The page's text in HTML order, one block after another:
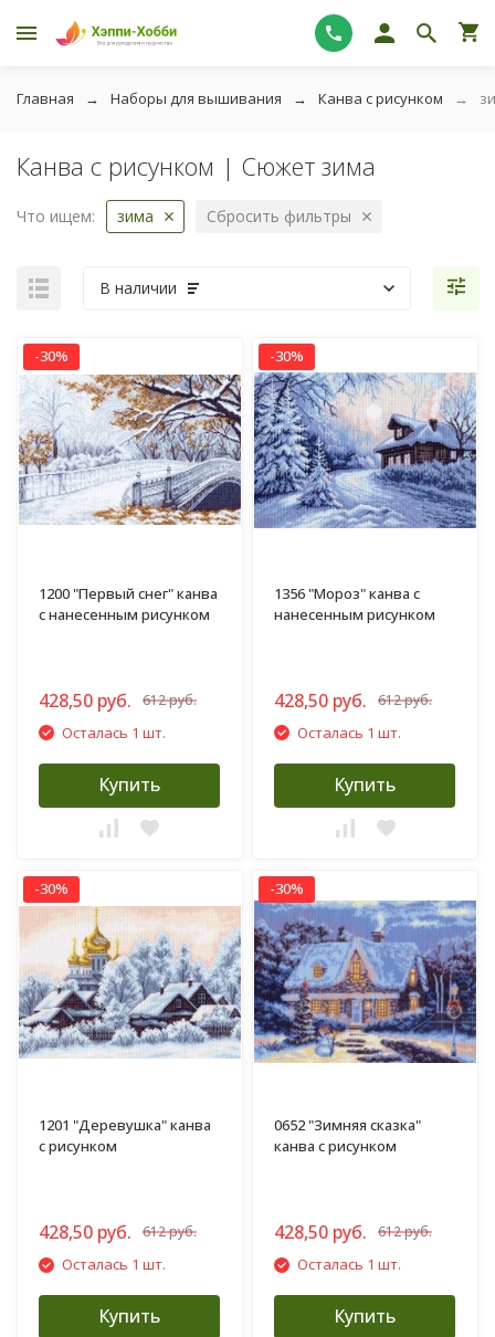
Главная Наборы для вышивания Канва с рисунком
Канва с рисунком | Сюжет зима
Что ищем: зима Сбросить фильтры
В наличии
-30%
1200 "Первый снег" канва
с нанесенным рисунком
428,50 руб. 612 руб.
Осталась 1 шт.
Купить
-30%
1356 "Мороз" канва с
нанесенным рисунком
428,50 руб. 612 руб.
Осталась 1 шт.
Купить
-30%
1201 "Деревушка" канва
с рисунком
428,50 руб. 612 руб.
Осталась 1 шт.
Купить
-30%
0652 "Зимняя сказка"
канва с рисунком
428,50 руб. 612 руб.
Осталась 1 шт.
Купить